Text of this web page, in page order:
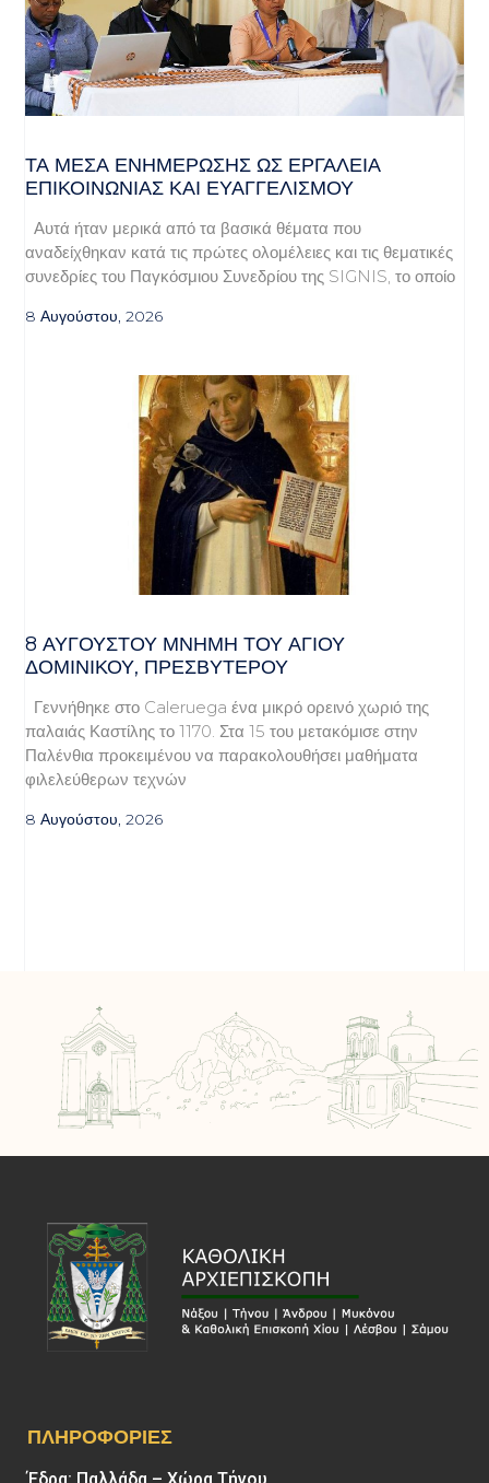
ΤΑ ΜΈΣΑ ΕΝΗΜΈΡΩΣΗΣ ΩΣ ΕΡΓΑΛΕΊΑ
ΕΠΙΚΟΙΝΩΝΊΑΣ ΚΑΙ ΕΥΑΓΓΕΛΙΣΜΟΎ
Αυτά ήταν μερικά από τα βασικά θέματα που
αναδείχθηκαν κατά τις πρώτες ολομέλειες και τις θεματικές
συνεδρίες του Παγκόσμιου Συνεδρίου της SIGNIS, το οποίο
8 Αυγούστου, 2026
8 ΑΥΓΟΥΣΤΟΥ ΜΝΗΜΗ ΤΟΥ ΑΓΙΟΥ
ΔΟΜΙΝΙΚΟΥ, ΠΡΕΣΒΥΤΕΡΟΥ
Γεννήθηκε στο Caleruega ένα μικρό ορεινό χωριό της
παλαιάς Καστίλης το 1170. Στα 15 του μετακόμισε στην
Παλένθια προκειμένου να παρακολουθήσει μαθήματα
φιλελεύθερων τεχνών
8 Αυγούστου, 2026
ΠΛΗΡΟΦΟΡΊΕΣ